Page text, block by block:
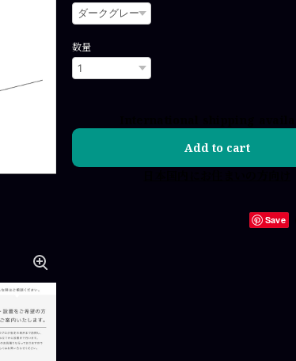
数量
Add to cart
Save